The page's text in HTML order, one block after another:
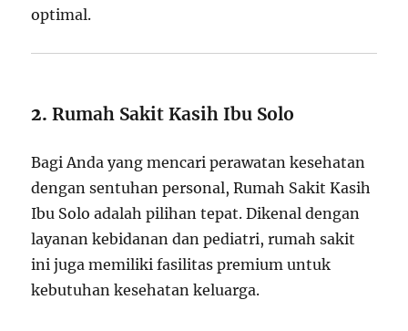
optimal.
2.Rumah Sakit Kasih Ibu Solo
Bagi Anda yang mencari perawatan kesehatan
dengan sentuhan personal, Rumah Sakit Kasih
Ibu Solo adalah pilihan tepat. Dikenal dengan
layanan kebidanan dan pediatri, rumah sakit
ini juga memiliki fasilitas premium untuk
kebutuhan kesehatan keluarga.